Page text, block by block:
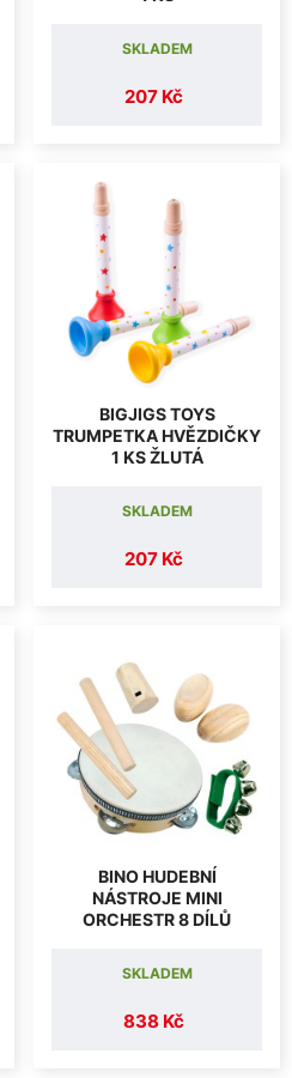
207 Kč
SKLADEM
BIGJIGS TOYS
TRUMPETKA HVĚZDIČKY
1 KS ŽLUTÁ
207 Kč
SKLADEM
BINO HUDEBNÍ
NÁSTROJE MINI
ORCHESTR 8 DÍLŮ
838 Kč
SKLADEM